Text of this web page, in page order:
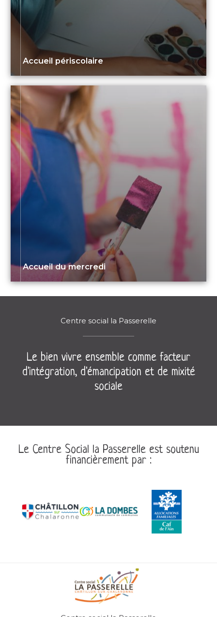
Accueil périscolaire
Accueil du mercredi
Centre social la Passerelle
Le bien vivre ensemble comme facteur
d'intégration, d'émancipation et de mixité
sociale
Le Centre Social la Passerelle est soutenu
financièrement par :